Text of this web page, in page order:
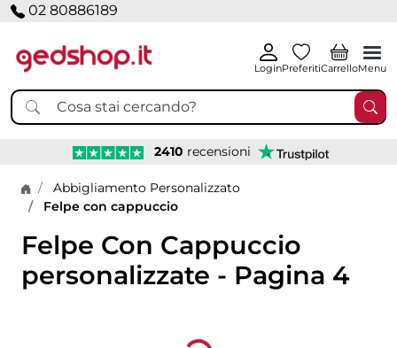
02 80886189
LoginPreferitiCarrelloMenu
2410 recensioni
Home page
Abbigliamento Personalizzato
Felpe con cappuccio
Felpe Con Cappuccio
personalizzate - Pagina 4